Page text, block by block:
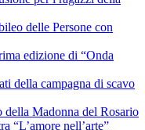
delle Persone con
edizione di “Onda
della campagna di scavo
della Madonna del Rosario
“L’amore nell’arte”